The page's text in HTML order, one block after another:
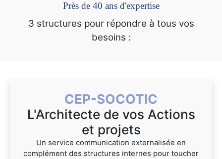
Près de 40 ans d'expertise
3 structures pour répondre à tous vos
besoins :
CEP-SOCOTIC
L'Architecte de vos Actions
et projets
Un service communication externalisée en
complément des structures internes pour toucher